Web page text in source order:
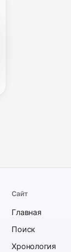
Сайт
Главная
Поиск
Хронология